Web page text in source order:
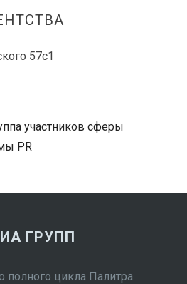
57с1
участников сферы
PR
ГРУПП
полного цикла Палитра